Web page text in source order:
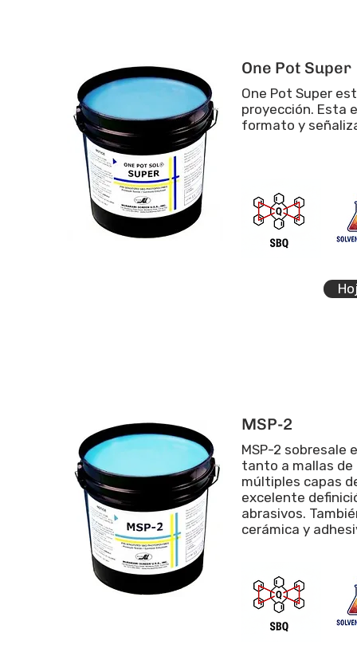
One Pot Super
One Pot Super
proyección. Esta
formato y
MSP-2
MSP-2 sobresale
tanto a mallas de
múltiples capas
excelente
abrasivos.
cerámica y